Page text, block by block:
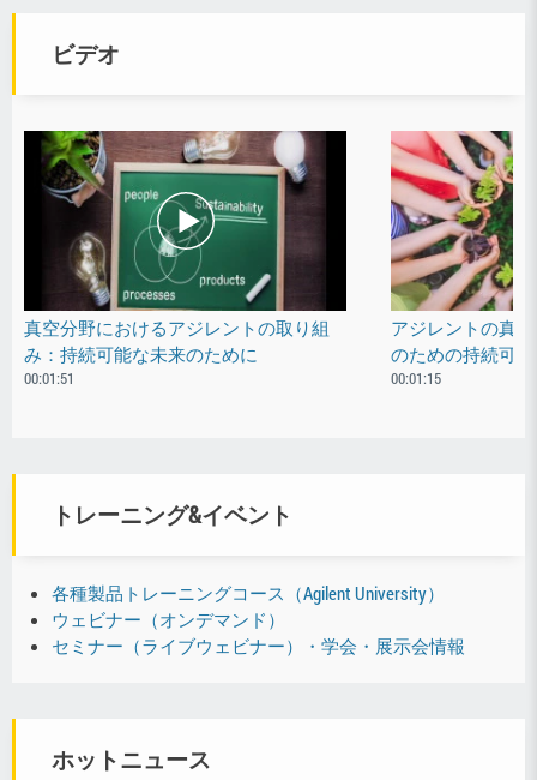
ビデオ
真空分野におけるアジレントの取り組
み：持続可能な未来のために
00:01:51
アジレントの真
のための持続可
00:01:15
トレーニング&イベント
各種製品トレーニングコース（Agilent University）
ウェビナー（オンデマンド）
セミナー（ライブウェビナー）・学会・展示会情報
ホットニュース